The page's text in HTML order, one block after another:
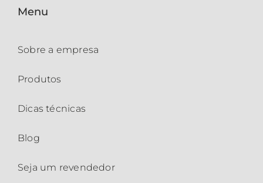
Menu
Sobre a empresa
Produtos
Dicas técnicas
Blog
Seja um revendedor